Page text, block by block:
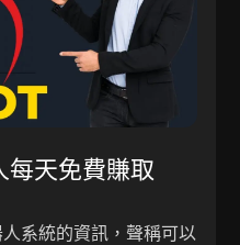
免費獎勵 | Pi
戰利品
一段討論圍繞Pi Network加